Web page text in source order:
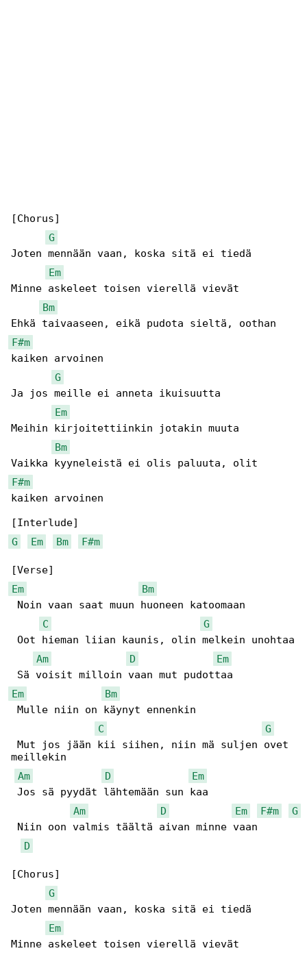
[Chorus]
G
Joten mennään vaan, koska sitä ei tiedä
Em
Minne askeleet toisen vierellä vievät
Bm
F#m
kaiken arvoinen
G
Ja jos meille ei anneta ikuisuutta
Em
Meihin kirjoitettiinkin jotakin muuta
Bm
F#m
kaiken arvoinen
G
Em Bm F#m
Em
Bm
Noin vaan saat muun huoneen katoomaan
C
G
Oot hieman liian kaunis, olin melkein unohtaa
Am
D
Em
Em
Bm
Mulle niin on käynyt ennenkin
C
G
Mut jos jään kii siihen, niin mä suljen ovet
meillekin
Am
D
Em
Jos sä pyydät lähtemään sun kaa
Am
D Em F#m
G
Niin oon valmis täältä aivan minne vaan
D
[Chorus]
G
Joten mennään vaan, koska sitä ei tiedä
Em
Minne askeleet toisen vierellä vievät